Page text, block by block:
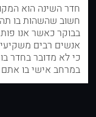
חדר השינה הוא
חשוב שהשהות בו
בבוקר כאשר אנו
אנשים רבים
כי לא מדובר בחדר
במרחב אישי בו